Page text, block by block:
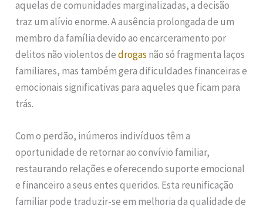
aquelas de comunidades marginalizadas, a decisão
traz um alívio enorme. A ausência prolongada de um
membro da família devido ao encarceramento por
delitos não violentos dedrogas não só fragmenta laços
familiares, mas também gera dificuldades financeiras e
emocionais significativas para aqueles que ficam para
trás.
Com o perdão, inúmeros indivíduos têm a
oportunidade de retornar ao convívio familiar,
restaurando relações e oferecendo suporte emocional
e financeiro a seus entes queridos. Esta reunificação
familiar pode traduzir-se em melhoria da qualidade de